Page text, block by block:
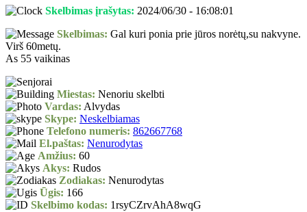
Skelbimas įrašytas: 2024/06/30 - 16:08:01
Skelbimas: Gal kuri ponia prie jūros norėtų,su nakvyne.
Virš 60metų.
As 55 vaikinas
Miestas: Nenoriu skelbti
Vardas: Alvydas
Skype: Neskelbiamas
Telefono numeris: 862667768
El.paštas: Nenurodytas
Amžius: 60
Akys: Rudos
Zodiakas: Nenurodytas
Ūgis: 166
Skelbimo kodas: 1rsyCZrvAhA8wqG